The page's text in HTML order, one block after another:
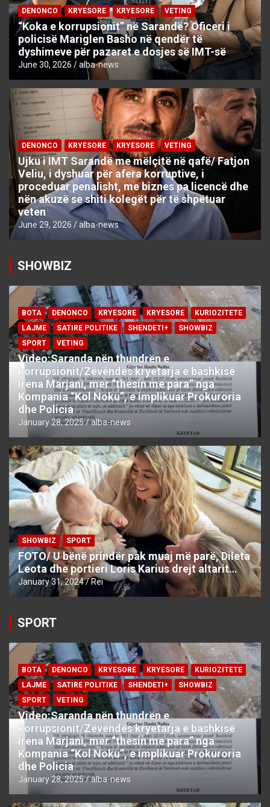
DENONCO KRYESORE KRYESORE VETING
“Koka e korrupsionit” në Sarandë? Oficeri i
policisë Mariglen Basho në qendër të
dyshimeve për pazaret e dosjes së IMT-së
June 30, 2026 alba-news
DENONCO KRYESORE KRYESORE VETING
Ujku i IMT Sarandë me mëlçitë në qafë/ Fatjon
Veliu, i dyshuar për afera korruptive, i
proceduar penalisht, me biznes pa licencë dhe
nën akuzë se shiti kolegët për të shpëtuar
veten
June 29, 2026 alba-news
SHOWBIZ
BOTA DENONCO KRYESORE KRYESORE
KURIOZITETE
LAJME
SATIRE POLITIKE SHENDETI+
SHOWBIZ
SPORT
VETING
Video:Saranda nën thundrën e
korrupsionit/Zëvëndës kryetarja e bashkisë
Irena Marjani, mer “thesin me para” nga
Kompania “Kol Noku”, e implikuar Prokuroria
dhe Policia
January 28, 2025 alba-news
SHOWBIZ SPORT
FOTO/ U bënë prindër pak muaj më parë, Dileta
Leota dhe portieri Loris Karius drejt altarit…
January 31, 2024 Rei
SPORT
BOTA DENONCO KRYESORE KRYESORE
KURIOZITETE
LAJME
SATIRE POLITIKE SHENDETI+
SHOWBIZ
SPORT
VETING
Video:Saranda nën thundrën e
korrupsionit/Zëvëndës kryetarja e bashkisë
Irena Marjani, mer “thesin me para” nga
Kompania “Kol Noku”, e implikuar Prokuroria
dhe Policia
January 28, 2025 alba-news